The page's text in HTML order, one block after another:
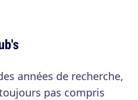
années de recherche,
pas compris